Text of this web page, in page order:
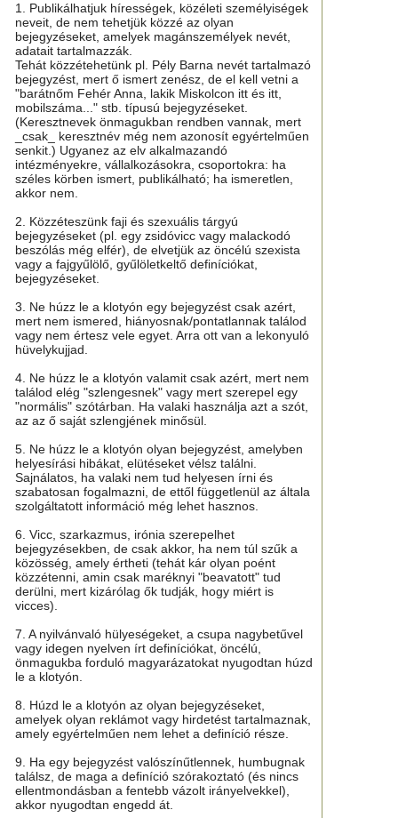
1. Publikálhatjuk hírességek, közéleti személyiségek
neveit, de nem tehetjük közzé az olyan
bejegyzéseket, amelyek magánszemélyek nevét,
adatait tartalmazzák.
Tehát közzétehetünk pl. Pély Barna nevét tartalmazó
bejegyzést, mert ő ismert zenész, de el kell vetni a
"barátnőm Fehér Anna, lakik Miskolcon itt és itt,
mobilszáma..." stb. típusú bejegyzéseket.
(Keresztnevek önmagukban rendben vannak, mert
_csak_ keresztnév még nem azonosít egyértelműen
senkit.) Ugyanez az elv alkalmazandó
intézményekre, vállalkozásokra, csoportokra: ha
széles körben ismert, publikálható; ha ismeretlen,
akkor nem.
2. Közzéteszünk faji és szexuális tárgyú
bejegyzéseket (pl. egy zsidóvicc vagy malackodó
beszólás még elfér), de elvetjük az öncélú szexista
vagy a fajgyűlölő, gyűlöletkeltő definíciókat,
bejegyzéseket.
3. Ne húzz le a klotyón egy bejegyzést csak azért,
mert nem ismered, hiányosnak/pontatlannak találod
vagy nem értesz vele egyet. Arra ott van a lekonyuló
hüvelykujjad.
4. Ne húzz le a klotyón valamit csak azért, mert nem
találod elég "szlengesnek" vagy mert szerepel egy
"normális" szótárban. Ha valaki használja azt a szót,
az az ő saját szlengjének minősül.
5. Ne húzz le a klotyón olyan bejegyzést, amelyben
helyesírási hibákat, elütéseket vélsz találni.
Sajnálatos, ha valaki nem tud helyesen írni és
szabatosan fogalmazni, de ettől függetlenül az általa
szolgáltatott információ még lehet hasznos.
6. Vicc, szarkazmus, irónia szerepelhet
bejegyzésekben, de csak akkor, ha nem túl szűk a
közösség, amely értheti (tehát kár olyan poént
közzétenni, amin csak maréknyi "beavatott" tud
derülni, mert kizárólag ők tudják, hogy miért is
vicces).
7. A nyilvánvaló hülyeségeket, a csupa nagybetűvel
vagy idegen nyelven írt definíciókat, öncélú,
önmagukba forduló magyarázatokat nyugodtan húzd
le a klotyón.
8. Húzd le a klotyón az olyan bejegyzéseket,
amelyek olyan reklámot vagy hirdetést tartalmaznak,
amely egyértelműen nem lehet a definíció része.
9. Ha egy bejegyzést valószínűtlennek, humbugnak
találsz, de maga a definíció szórakoztató (és nincs
ellentmondásban a fentebb vázolt irányelvekkel),
akkor nyugodtan engedd át.